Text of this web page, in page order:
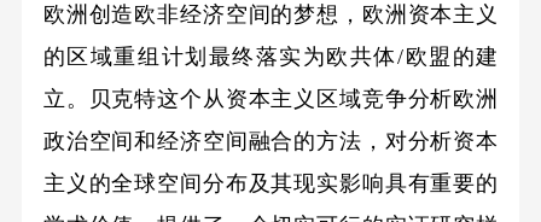
欧洲创造欧非经济空间的梦想，欧洲资本主义
的区域重组计划最终落实为欧共体/欧盟的建
立。贝克特这个从资本主义区域竞争分析欧洲
政治空间和经济空间融合的方法，对分析资本
主义的全球空间分布及其现实影响具有重要的